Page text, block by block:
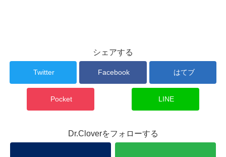
シェアする
Twitter Facebook はてブ
Pocket LINE
Dr.Cloverをフォローする